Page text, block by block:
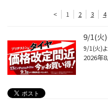
< 1 2 3 4
9/1(火
2026年